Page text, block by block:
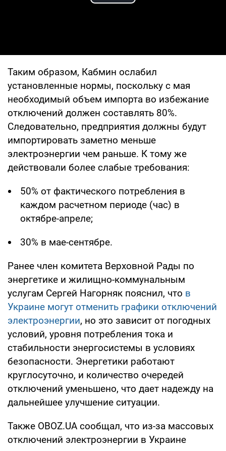
Таким образом, Кабмин ослабил
установленные нормы, поскольку с мая
необходимый объем импорта во избежание
отключений должен составлять 80%.
Следовательно, предприятия должны будут
импортировать заметно меньше
электроэнергии чем раньше. К тому же
действовали более слабые требования:
50% от фактического потребления в
каждом расчетном периоде (час) в
октябре-апреле;
30% в мае-сентябре.
Ранее член комитета Верховной Рады по
энергетике и жилищно-коммунальным
услугам Сергей Нагорняк пояснил, что в
Украине могут отменить графики отключений
электроэнергии, но это зависит от погодных
условий, уровня потребления тока и
стабильности энергосистемы в условиях
безопасности. Энергетики работают
круглосуточно, и количество очередей
отключений уменьшено, что дает надежду на
дальнейшее улучшение ситуации.
Также OBOZ.UA сообщал, что из-за массовых
отключений электроэнергии в Украине